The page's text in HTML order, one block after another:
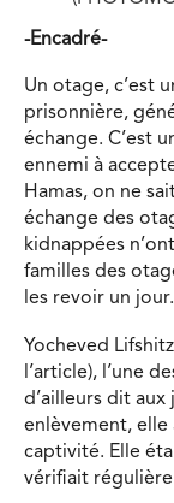
-Encadré-
Un otage, c’est
prisonnière,
échange. C’est
ennemi à
Hamas, on ne
échange des
kidnappées
familles des
les revoir un jour.
Yocheved
l’article), l’une
d’ailleurs dit aux
enlèvement, elle
captivité. Elle
vérifiait